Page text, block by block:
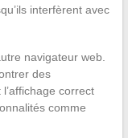
interfèrent avec
navigateur web.
des
correct
comme